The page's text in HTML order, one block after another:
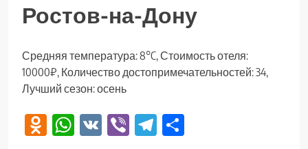
Ростов-на-Дону
Средняя температура: 8°C, Стоимость отеля:
10000₽, Количество достопримечательностей: 34,
Лучший сезон: осень
Odnoklassniki
WhatsApp
VK ViberTelegram